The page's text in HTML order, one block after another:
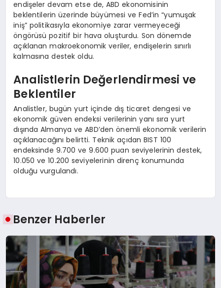
endişeler devam etse de, ABD ekonomisinin
beklentilerin üzerinde büyümesi ve Fed’in “yumuşak
iniş” politikasıyla ekonomiye zarar vermeyeceği
öngörüsü pozitif bir hava oluşturdu. Son dönemde
açıklanan makroekonomik veriler, endişelerin sınırlı
kalmasına destek oldu.
Analistlerin Değerlendirmesi ve
Beklentiler
Analistler, bugün yurt içinde dış ticaret dengesi ve
ekonomik güven endeksi verilerinin yanı sıra yurt
dışında Almanya ve ABD’den önemli ekonomik verilerin
açıklanacağını belirtti. Teknik açıdan BIST 100
endeksinde 9.700 ve 9.600 puan seviyelerinin destek,
10.050 ve 10.200 seviyelerinin direnç konumunda
olduğu vurgulandı.
Benzer Haberler